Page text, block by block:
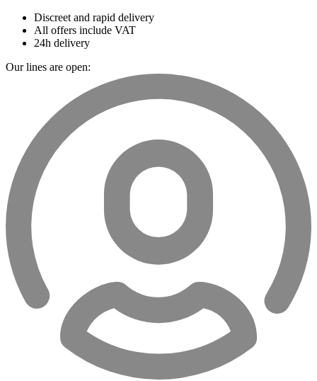
Discreet and rapid delivery
All offers include VAT
24h delivery
Our lines are open: